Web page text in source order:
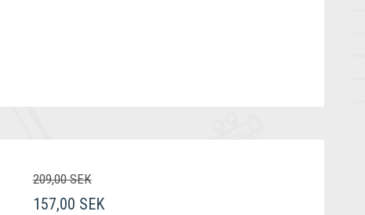
209,00 SEK
157,00 SEK